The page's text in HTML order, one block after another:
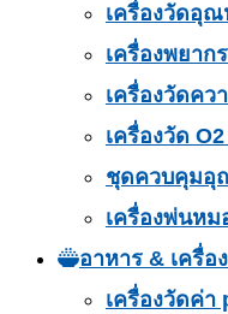
เครื่องวัดอุ
เครื่องพยา
เครื่องวัดคว
เครื่องวัด
ชุดควบคุมอุ
เครื่องพ่นหม
อาหาร & เครื่อ
เครื่องวัดค่า